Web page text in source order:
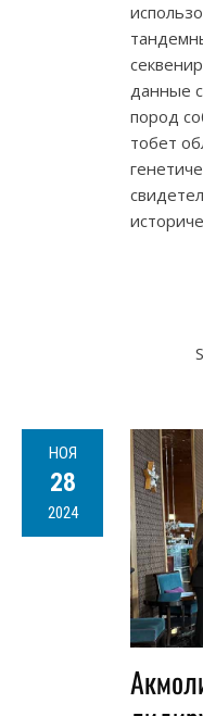
данные
пород
тобет
НОЯ
28
2024